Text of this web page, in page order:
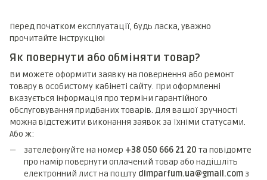
Перед початком експлуатації, будь ласка, уважно
прочитайте інструкцію!
Як повернути або обміняти товар?
Ви можете оформити заявку на повернення або ремонт
товару в особистому кабінеті сайту. При оформленні
вказується інформація про терміни гарантійного
обслуговування придбаних товарів. Для вашої зручності
можна відстежити виконання заявок за їхніми статусами.
Або ж:
зателефонуйте на номер +38 050 666 21 20 та повідомте
про намір повернути оплачений товар або надішліть
електронний лист на пошту dimparfum.ua@gmail.com з